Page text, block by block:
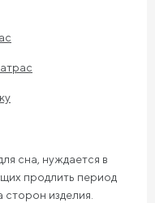
сна, нуждается в
продлить период
сторон изделия.